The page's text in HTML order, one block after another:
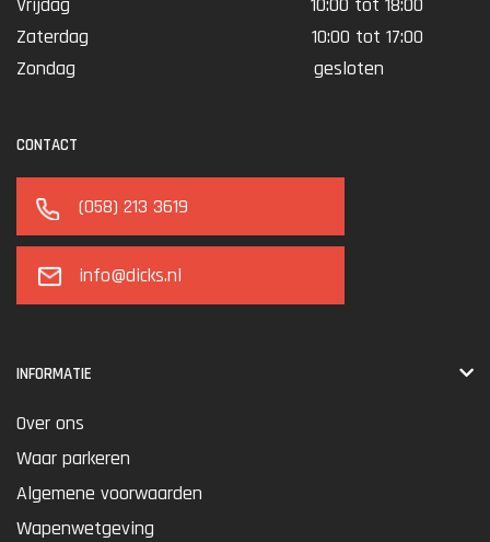
Zaterdag
10:00 tot 17:00
Zondag
gesloten
CONTACT
(058) 213 3619
info@dicks.nl
INFORMATIE
Over ons
Waar parkeren
Algemene voorwaarden
Wapenwetgeving